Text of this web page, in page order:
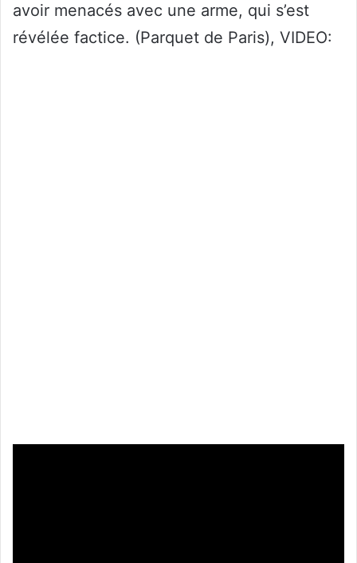
avoir menacés avec une arme, qui s’est
révélée factice. (Parquet de Paris), VIDEO: